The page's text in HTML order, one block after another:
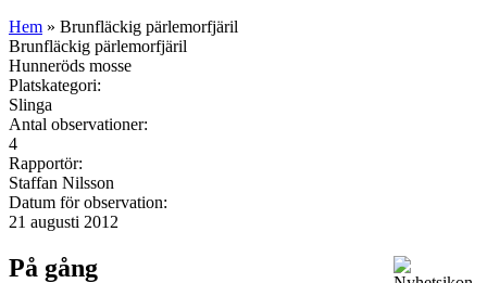
Hem » Brunfläckig pärlemorfjäril
Brunfläckig pärlemorfjäril
Hunneröds mosse
Platskategori:
Slinga
Antal observationer:
4
Rapportör:
Staffan Nilsson
Datum för observation:
21 augusti 2012
På gång